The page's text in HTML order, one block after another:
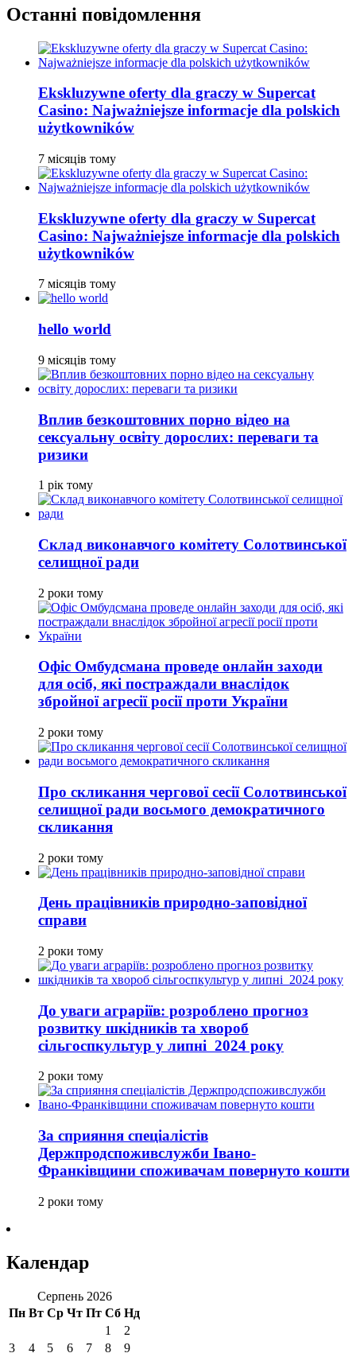
Останні повідомлення
Ekskluzywne oferty dla graczy w Supercat
Casino: Najważniejsze informacje dla polskich
użytkowników
7 місяців тому
Ekskluzywne oferty dla graczy w Supercat
Casino: Najważniejsze informacje dla polskich
użytkowników
7 місяців тому
hello world
9 місяців тому
Вплив безкоштовних порно відео на
сексуальну освіту дорослих: переваги та
ризики
1 рік тому
Склад виконавчого комітету Солотвинської
селищної ради
2 роки тому
Офіс Омбудсмана проведе онлайн заходи
для осіб, які постраждали внаслідок
збройної агресії росії проти України
2 роки тому
Про скликання чергової сесії Солотвинської
селищної ради восьмого демократичного
скликання
2 роки тому
День працівників природно-заповідної
справи
2 роки тому
До уваги аграріїв: розроблено прогноз
розвитку шкідників та хвороб
сільгоспкультур у липні 2024 року
2 роки тому
За сприяння спеціалістів
Держпродспоживслужби Івано-
Франківщини споживачам повернуто кошти
2 роки тому
Календар
Серпень 2026
Пн Вт Ср Чт Пт Сб Нд
1
2
3
4 5 6 7 8
9